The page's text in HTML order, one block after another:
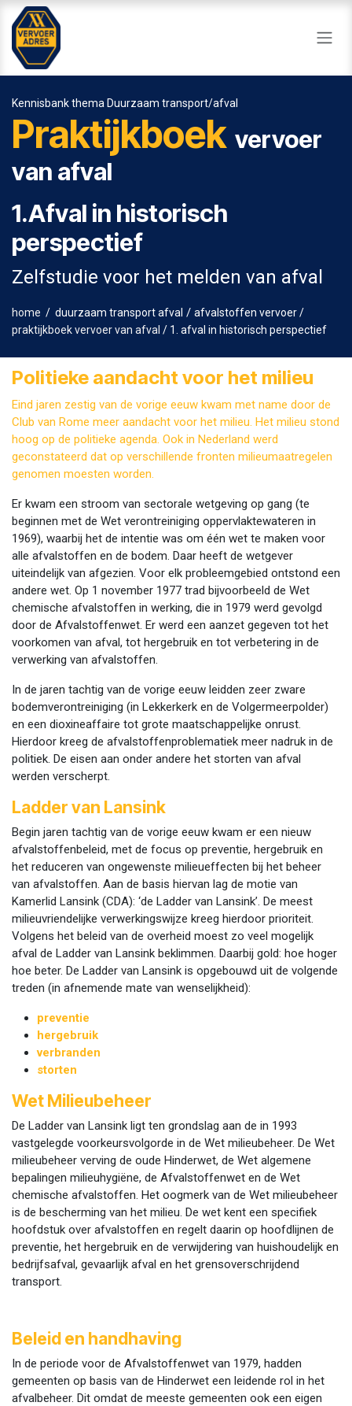
Overslaan naar inhoud
Kennisbank thema Duurzaam transport/afval
Praktijkboek vervoer
van afval
1.Afval in historisch
perspectief
Zelfstudie voor het melden van afval
home / duurzaam transport afval / afvalstoffen vervoer/
praktijkboek vervoer van afval / 1. afval in historisch perspectief
Politieke aandacht voor het milieu
Eind jaren zestig van de vorige eeuw kwam met name door de
Club van Rome meer aandacht voor het milieu. Het milieu stond
hoog op de politieke agenda. Ook in Nederland werd
geconstateerd dat op verschillende fronten milieumaatregelen
genomen moesten worden.
Er kwam een stroom van sectorale wetgeving op gang (te
beginnen met de Wet verontreiniging oppervlaktewateren in
1969), waarbij het de intentie was om één wet te maken voor
alle afvalstoffen en de bodem. Daar heeft de wetgever
uiteindelijk van afgezien. Voor elk probleemgebied ontstond een
andere wet. Op 1 november 1977 trad bijvoorbeeld de Wet
chemische afvalstoffen in werking, die in 1979 werd gevolgd
door de Afvalstoffenwet. Er werd een aanzet gegeven tot het
voorkomen van afval, tot hergebruik en tot verbetering in de
verwerking van afvalstoffen.
In de jaren tachtig van de vorige eeuw leidden zeer zware
bodemverontreiniging (in Lekkerkerk en de Volgermeerpolder)
en een dioxineaffaire tot grote maatschappelijke onrust.
Hierdoor kreeg de afvalstoffenproblematiek meer nadruk in de
politiek. De eisen aan onder andere het storten van afval
werden verscherpt.
Ladder van Lansink
Begin jaren tachtig van de vorige eeuw kwam er een nieuw
afvalstoffenbeleid, met de focus op preventie, hergebruik en
het reduceren van ongewenste milieueffecten bij het beheer
van afvalstoffen. Aan de basis hiervan lag de motie van
Kamerlid Lansink (CDA): ‘de Ladder van Lansink’. De meest
milieuvriendelijke verwerkingswijze kreeg hierdoor prioriteit.
Volgens het beleid van de overheid moest zo veel mogelijk
afval de Ladder van Lansink beklimmen. Daarbij gold: hoe hoger
hoe beter. De Ladder van Lansink is opgebouwd uit de volgende
treden (in afnemende mate van wenselijkheid):
preventie
hergebruik
verbranden
storten
Wet Milieubeheer
De Ladder van Lansink ligt ten grondslag aan de in 1993
vastgelegde voorkeursvolgorde in de Wet milieubeheer. De Wet
milieubeheer verving de oude Hinderwet, de Wet algemene
bepalingen milieuhygiëne, de Afvalstoffenwet en de Wet
chemische afvalstoffen. Het oogmerk van de Wet milieubeheer
is de bescherming van het milieu. De wet kent een specifiek
hoofdstuk over afvalstoffen en regelt daarin op hoofdlijnen de
preventie, het hergebruik en de verwijdering van huishoudelijk en
bedrijfsafval, gevaarlijk afval en het grensoverschrijdend
transport.
Beleid en handhaving
In de periode voor de Afvalstoffenwet van 1979, hadden
gemeenten op basis van de Hinderwet een leidende rol in het
afvalbeheer. Dit omdat de meeste gemeenten ook een eigen